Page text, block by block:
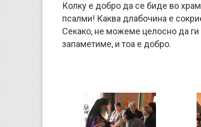
Колку е добро да се биде во
псалми! Каква длабочина е
Секако, не можеме целосно да
запаметиме, и тоа е добро.